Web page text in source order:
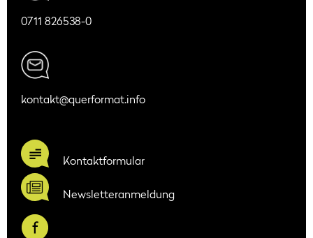
0711 826538-0
kontakt@querformat.info
Kontaktformular
Newsletteranmeldung